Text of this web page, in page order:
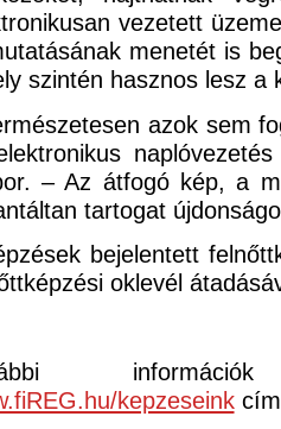
vezetett
menetét is
szintén hasznos lesz a
azok sem
– Az átfogó kép, a
tartogat
bejelentett
oklevél
kepzeseink